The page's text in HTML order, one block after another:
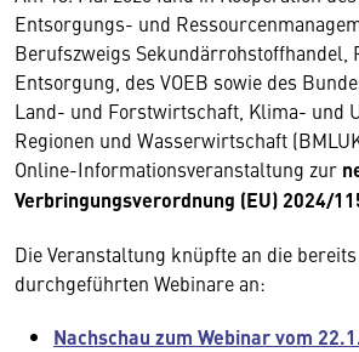
Entsorgungs- und
Berufszweigs Sekundärrohstoffhandel,
Entsorgung, des VOEB sowie des
Land- und Forstwirtschaft, Klima- und
Regionen und Wasserwirtschaft
Online-Informationsveranstaltung zur
Verbringungsverordnung (EU) 2024/
Die Veranstaltung knüpfte an die
durchgeführten Webinare an:
Nachschau zum Webinar vom